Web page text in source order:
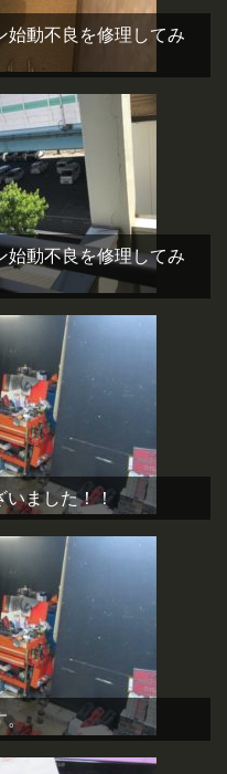
始動不良を修理してみ
始動不良を修理してみ
いました！！
。